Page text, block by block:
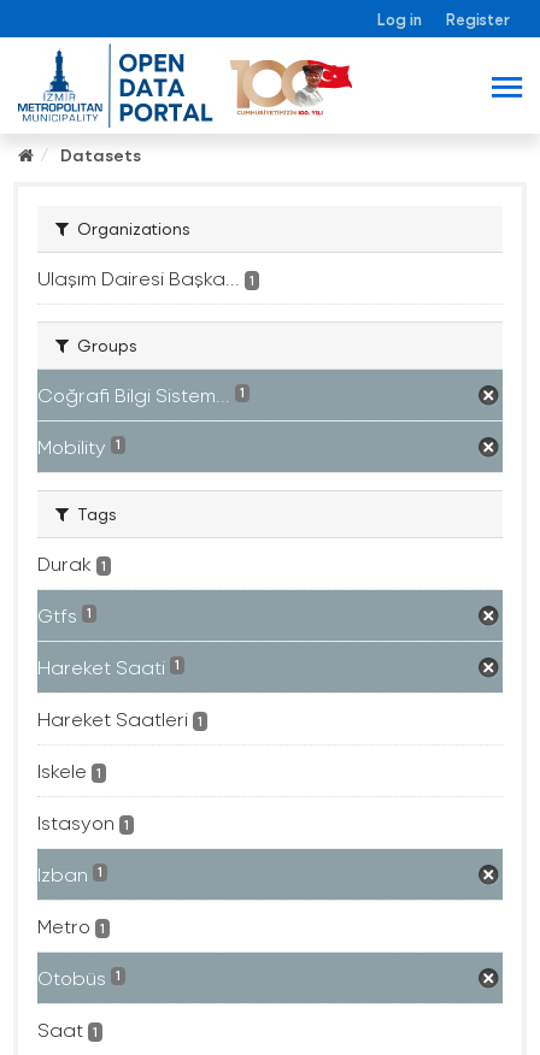
Log in Register
Datasets
Organizations
Ulaşım Dairesi Başka... 1
Groups
Coğrafi Bilgi Sistem... 1
Mobility 1
Tags
Durak 1
Gtfs 1
Hareket Saati 1
Hareket Saatleri 1
Iskele 1
Istasyon 1
Izban 1
Metro 1
Otobüs 1
Saat 1